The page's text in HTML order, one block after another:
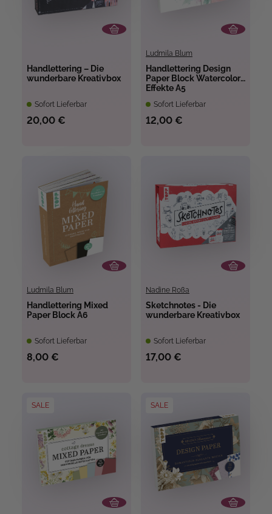
Handlettering – Die
wunderbare Kreativbox
Sofort Lieferbar
20,00 €
Ludmila Blum
Handlettering Design
Paper Block Watercolor-
Effekte A5
Sofort Lieferbar
12,00 €
Ludmila Blum
Handlettering Mixed
Paper Block A6
Sofort Lieferbar
8,00 €
Nadine Roßa
Sketchnotes - Die
wunderbare Kreativbox
Sofort Lieferbar
17,00 €
SALE SALE